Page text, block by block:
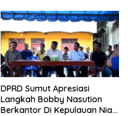
DPRD Sumut Apresiasi
Langkah Bobby Nasution
Berkantor Di Kepulauan Nias,